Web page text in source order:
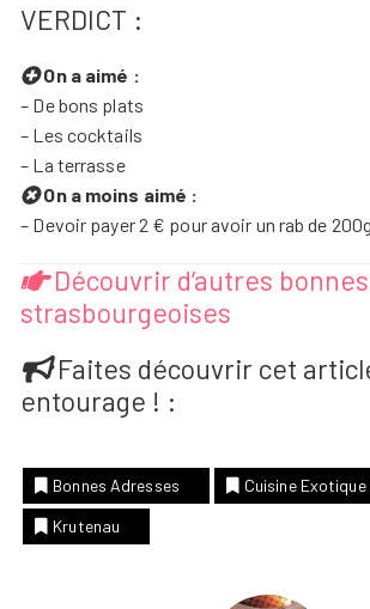
VERDICT :
On a aimé :
– De bons plats
– Les cocktails
– La terrasse
On a moins aimé :
– Devoir payer 2 € pour avoir un rab de
Découvrir d’autres
strasbourgeoises
Faites découvrir cet
entourage ! :
Bonnes Adresses
Cuisine Exotique
Krutenau